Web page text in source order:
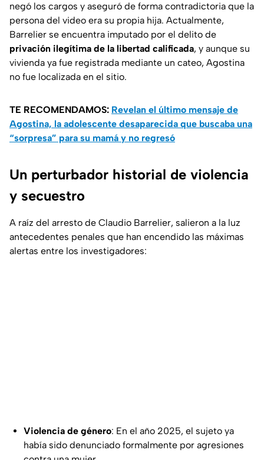
negó los cargos y aseguró de forma contradictoria que la
persona del video era su propia hija. Actualmente,
Barrelier se encuentra imputado por el delito de
privación ilegítima de la libertad calificada, y aunque su
vivienda ya fue registrada mediante un cateo, Agostina
no fue localizada en el sitio.
TE RECOMENDAMOS: Revelan el último mensaje de
Agostina, la adolescente desaparecida que buscaba una
“sorpresa” para su mamá y no regresó
Un perturbador historial de violencia
y secuestro
A raíz del arresto de Claudio Barrelier, salieron a la luz
antecedentes penales que han encendido las máximas
alertas entre los investigadores:
Violencia de género: En el año 2025, el sujeto ya
había sido denunciado formalmente por agresiones